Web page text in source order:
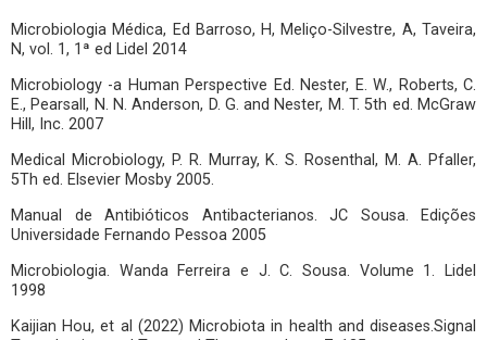
Microbiologia Médica, Ed Barroso, H, Meliço-Silvestre, A, Taveira,
N, vol. 1, 1ª ed Lidel 2014
Microbiology -a Human Perspective Ed. Nester, E. W., Roberts, C.
E., Pearsall, N. N. Anderson, D. G. and Nester, M. T. 5th ed. McGraw
Hill, Inc. 2007
Medical Microbiology, P. R. Murray, K. S. Rosenthal, M. A. Pfaller,
5Th ed. Elsevier Mosby 2005.
Manual de Antibióticos Antibacterianos. JC Sousa. Edições
Universidade Fernando Pessoa 2005
Microbiologia. Wanda Ferreira e J. C. Sousa. Volume 1. Lidel
1998
Kaijian Hou, et al (2022) Microbiota in health and diseases.Signal